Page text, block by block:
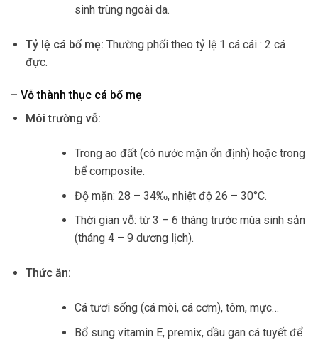
sinh trùng ngoài da.
Tỷ lệ cá bố mẹ: Thường phối theo tỷ lệ 1 cá cái : 2 cá
đực.
– Vỗ thành thục cá bố mẹ
Môi trường vỗ:
Trong ao đất (có nước mặn ổn định) hoặc trong
bể composite.
Độ mặn: 28 – 34‰, nhiệt độ 26 – 30°C.
Thời gian vỗ: từ 3 – 6 tháng trước mùa sinh sản
(tháng 4 – 9 dương lịch).
Thức ăn:
Cá tươi sống (cá mòi, cá cơm), tôm, mực…
Bổ sung vitamin E, premix, dầu gan cá tuyết để